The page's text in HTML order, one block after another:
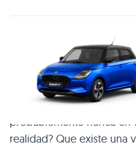
Y es que al mencionar a
pensar en coches como
probablemente nunca en
realidad? Que existe una